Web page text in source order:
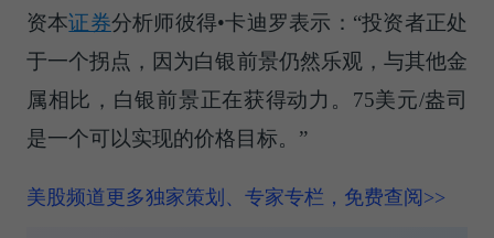
资本证券分析师彼得•卡迪罗表示：“投资者正处
于一个拐点，因为白银前景仍然乐观，与其他金
属相比，白银前景正在获得动力。75美元/盎司
是一个可以实现的价格目标。”
美股频道更多独家策划、专家专栏，免费查阅>>